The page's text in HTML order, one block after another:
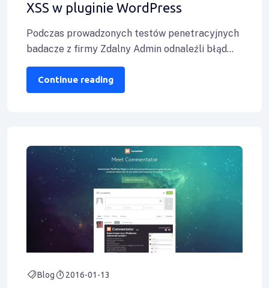
XSS w pluginie WordPress
Podczas prowadzonych testów penetracyjnych
badacze z firmy Zdalny Admin odnaleźli błąd
typu Reflected XSS w publicznie dostępnym
pluginie dla platformy
Continue reading
Blog 2016-01-13